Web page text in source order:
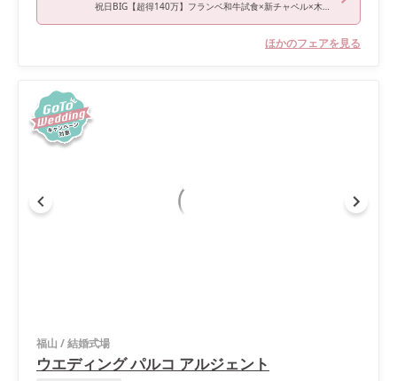
祝日BIG【超得140万】フランベ和牛試食×新チャペル×木漏れ日のガーデン
ほかのフェアを見る
福山 /結婚式場
ウエディング パルコ アルジェント